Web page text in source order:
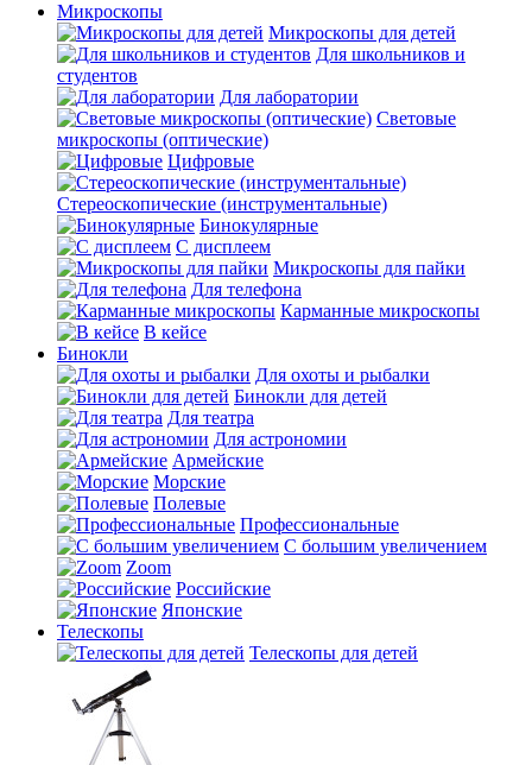
Микроскопы
Микроскопы для детей
Для школьников и
студентов
Для лаборатории
Световые
микроскопы (оптические)
Цифровые
Стереоскопические (инструментальные)
Бинокулярные
С дисплеем
Микроскопы для пайки
Для телефона
Карманные микроскопы
В кейсе
Бинокли
Для охоты и рыбалки
Бинокли для детей
Для театра
Для астрономии
Армейские
Морские
Полевые
Профессиональные
С большим увеличением
Zoom
Российские
Японские
Телескопы
Телескопы для детей